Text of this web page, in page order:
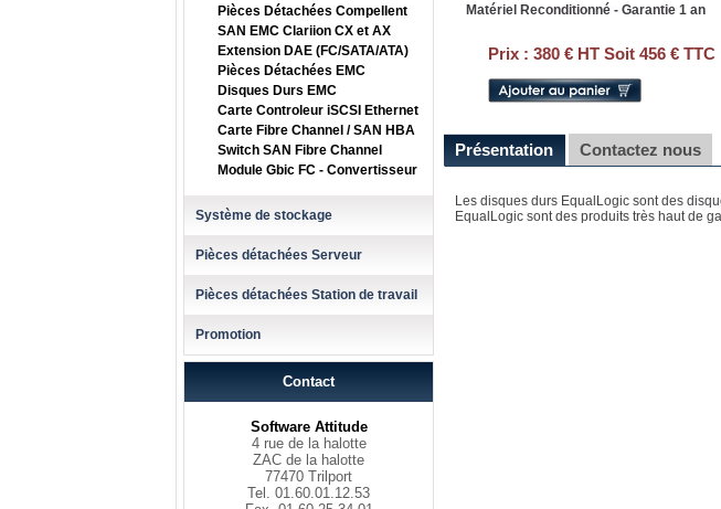
Pièces Détachées Compellent
SAN EMC Clariion CX et AX
Extension DAE (FC/SATA/ATA)
Pièces Détachées EMC
Disques Durs EMC
Carte Controleur iSCSI Ethernet
Carte Fibre Channel / SAN HBA
Switch SAN Fibre Channel
Module Gbic FC - Convertisseur
Système de stockage
Pièces détachées Serveur
Pièces détachées Station de travail
Promotion
Contact
Software Attitude
4 rue de la halotte
ZAC de la halotte
77470 Trilport
Tel. 01.60.01.12.53
Matériel Reconditionné - Garantie 1 an
Prix : 380 € HT Soit 456 € TTC
Présentation Contactez nous
Les disques durs EqualLogic sont des
EqualLogic sont des produits très haut de